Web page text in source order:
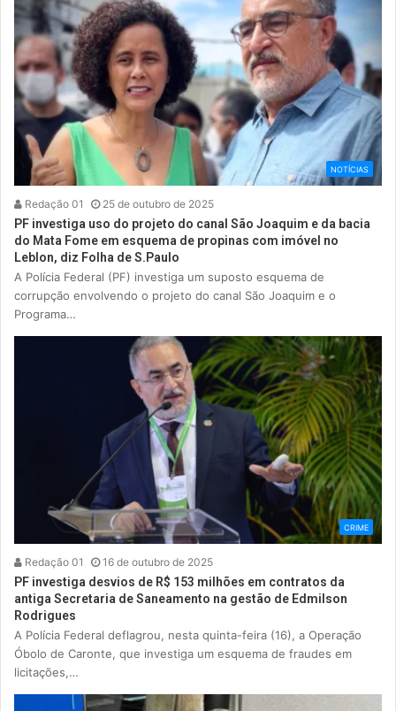
NOTÍCIAS
Redação 01 25 de outubro de 2025
PF investiga uso do projeto do canal São Joaquim e da bacia
do Mata Fome em esquema de propinas com imóvel no
Leblon, diz Folha de S.Paulo
A Polícia Federal (PF) investiga um suposto esquema de
corrupção envolvendo o projeto do canal São Joaquim e o
Programa…
CRIME
Redação 01 16 de outubro de 2025
PF investiga desvios de R$ 153 milhões em contratos da
antiga Secretaria de Saneamento na gestão de Edmilson
Rodrigues
A Polícia Federal deflagrou, nesta quinta-feira (16), a Operação
Óbolo de Caronte, que investiga um esquema de fraudes em
licitações,…